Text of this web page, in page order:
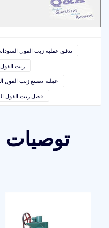
تدفق عملية زيت الفول
زيت
عملية تصنيع زيت الفول
فصل زيت الفول
توصيات